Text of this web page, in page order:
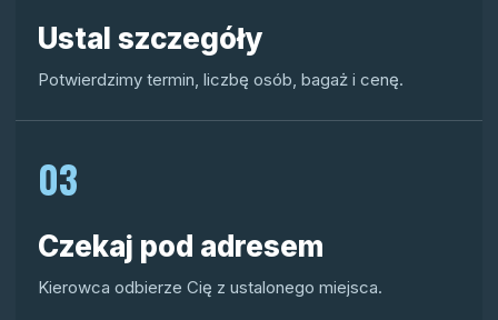
Ustal szczegóły
Potwierdzimy termin, liczbę osób, bagaż i cenę.
03
Czekaj pod adresem
Kierowca odbierze Cię z ustalonego miejsca.